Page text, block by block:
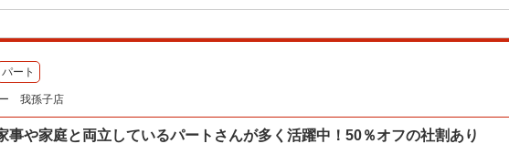
パート
我孫子店
や家庭と両立しているパートさんが多く活躍中！50％オフの社割あり